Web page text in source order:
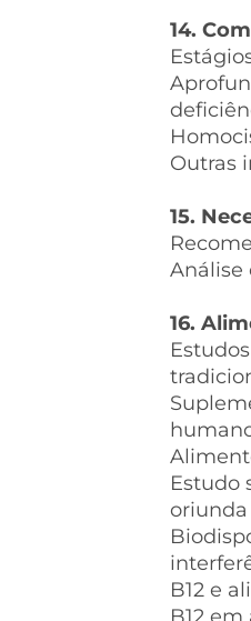
14.
Outras
15.
Análise
16.
Estudo
B12 e